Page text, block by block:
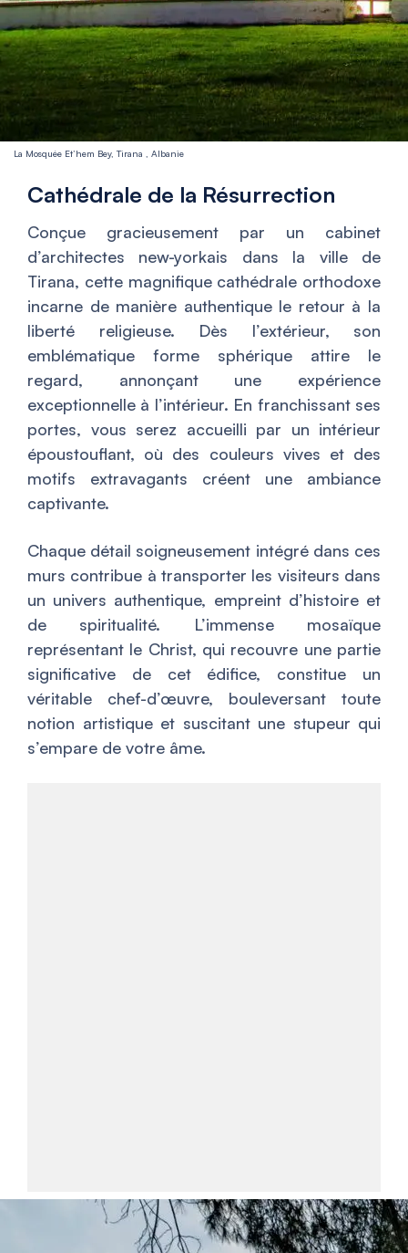
La Mosquée Et’hem Bey, Tirana , Albanie
Cathédrale de la Résurrection
Conçue gracieusement par un cabinet
d’architectes new-yorkais dans la ville de
Tirana, cette magnifique cathédrale orthodoxe
incarne de manière authentique le retour à la
liberté religieuse. Dès l’extérieur, son
emblématique forme sphérique attire le
regard, annonçant une expérience
exceptionnelle à l’intérieur. En franchissant ses
portes, vous serez accueilli par un intérieur
époustouflant, où des couleurs vives et des
motifs extravagants créent une ambiance
captivante.
Chaque détail soigneusement intégré dans ces
murs contribue à transporter les visiteurs dans
un univers authentique, empreint d’histoire et
de spiritualité. L’immense mosaïque
représentant le Christ, qui recouvre une partie
significative de cet édifice, constitue un
véritable chef-d’œuvre, bouleversant toute
notion artistique et suscitant une stupeur qui
s’empare de votre âme.